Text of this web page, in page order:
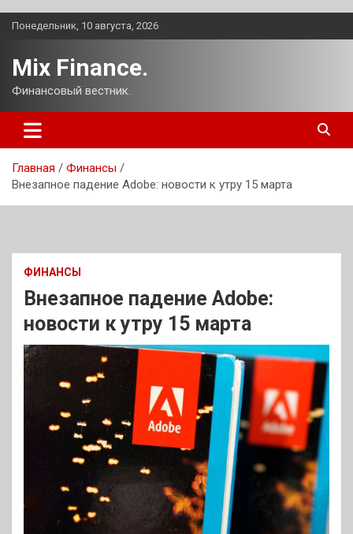
Перейти
Понедельник, 10 августа, 2026
Mix Finance.
Финансовый вестник.
Главная
Финансы
Внезапное падение Adobe: новости к утру 15 марта
ФИНАНСЫ
Внезапное падение Adobe:
новости к утру 15 марта